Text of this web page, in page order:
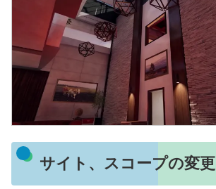
サイト、スコープの変更